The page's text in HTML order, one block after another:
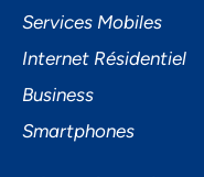
Services Mobiles
Internet Résidentiel
Business
Smartphones